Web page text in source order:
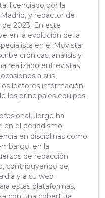
licenciado por la
y redactor de
2023. En este
en la evolución de la
en el Movistar
crónicas, análisis y
realizado entrevistas
a sus
lectores información
los principales equipos
Jorge ha
el periodismo
en disciplinas como
en la
de redacción
contribuyendo de
y a su web
estas plataformas,